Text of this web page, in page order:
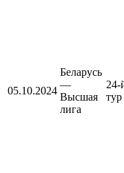
05.10.2024
Беларусь
—
Высшая
лига
24-
тур